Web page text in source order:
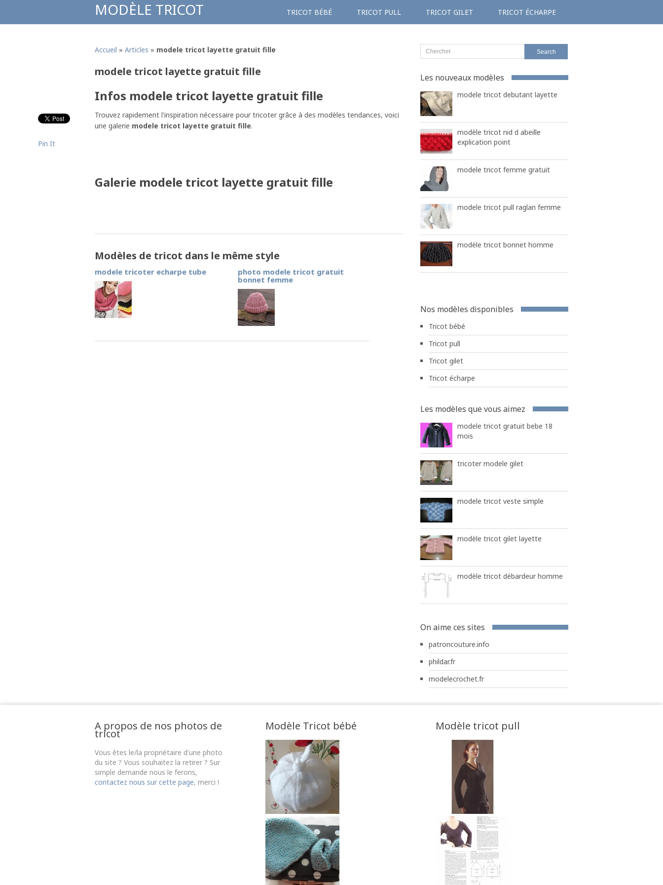
MODÈLE TRICOT TRICOT BÉBÉ TRICOT PULL TRICOT GILET TRICOT ÉCHARPE
Accueil » Articles » modele tricot layette gratuit fille
modele tricot layette gratuit fille
Infos modele tricot layette gratuit fille
Trouvez rapidement l'inspiration nécessaire pour tricoter grâce à des modèles tendances, voici
une galerie modele tricot layette gratuit fille.
Galerie modele tricot layette gratuit fille
Pin It
Modèles de tricot dans le même style
modele tricoter echarpe tube
photo modele tricot gratuit
bonnet femme
Les nouveaux modèles
modele tricot debutant layette
modèle tricot nid d abeille
explication point
modele tricot femme gratuit
modele tricot pull raglan femme
modèle tricot bonnet homme
Nos modèles disponibles
Tricot bébé
Tricot pull
Tricot gilet
Tricot écharpe
Les modèles que vous aimez
modele tricot gratuit bebe 18
mois
tricoter modele gilet
modele tricot veste simple
modèle tricot gilet layette
modèle tricot débardeur homme
On aime ces sites
patroncouture.info
phildar.fr
modelecrochet.fr
A propos de nos photos de
tricot
Vous êtes le/la propriétaire d'une photo
du site ? Vous souhaitez la retirer ? Sur
simple demande nous le ferons,
contactez nous sur cette page, merci !
Modèle Tricot bébé Modèle tricot pull